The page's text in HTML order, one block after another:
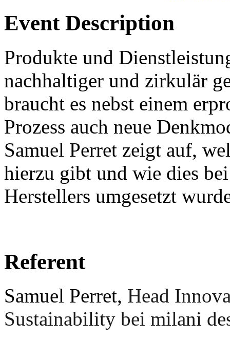
Event Description
Produkte und
nachhaltiger und zirkulär
braucht es nebst einem
Prozess auch neue
Samuel Perret zeigt auf,
hierzu gibt und wie dies
Herstellers umgesetzt
Referent
Samuel Perret, Head
Sustainability bei milani